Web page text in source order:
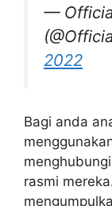
—
2022
Bagi anda
rasmi